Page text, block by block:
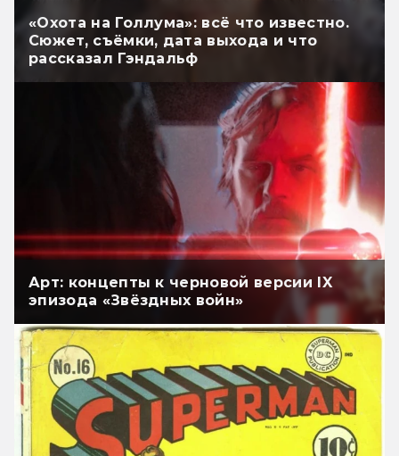
«Охота на Голлума»: всё что известно.
Сюжет, съёмки, дата выхода и что
рассказал Гэндальф
Арт: концепты к черновой версии IX
эпизода «Звёздных войн»